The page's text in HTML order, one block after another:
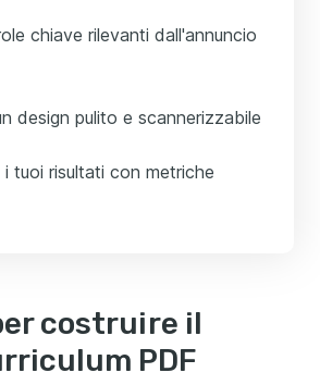
chiave rilevanti dall'annuncio
design pulito e scannerizzabile
i tuoi risultati con metriche
costruire il
PDF